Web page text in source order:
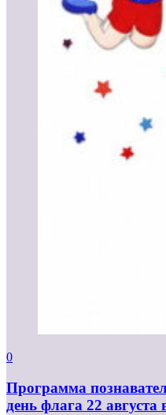
0
Программа
день флага 22 августа